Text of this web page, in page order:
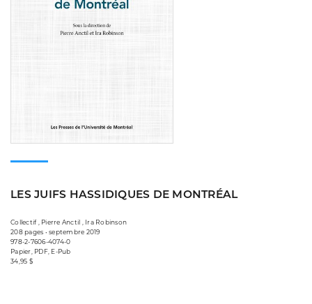
LES JUIFS HASSIDIQUES DE MONTRÉAL
Collectif , Pierre Anctil , Ira Robinson
208 pages • septembre 2019
978-2-7606-4074-0
Papier, PDF, E-Pub
34,95 $